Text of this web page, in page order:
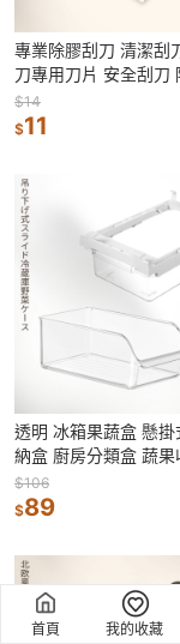
首頁 我的收藏
專業除膠刮刀 清潔刮
刀專用刀片 安全刮刀
璃清潔刀 玻璃刮刀 壁
潔刀鏟
$14
$11
透明 冰箱果蔬盒 懸掛
納盒 廚房分類盒 蔬果
箱置物盒 廚房整理盒
盒
$106
$89